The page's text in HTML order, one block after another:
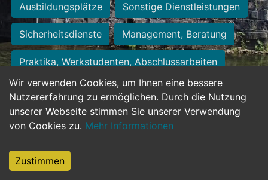
Wir verwenden Cookies, um Ihnen eine bessere
Nutzererfahrung zu ermöglichen. Durch die Nutzung
unserer Webseite stimmen Sie unserer Verwendung
von Cookies zu. Mehr Informationen
Zustimmen
Ausbildungsplätze Sonstige Dienstleistungen
Sicherheitsdienste Management, Beratung
Praktika, Werkstudenten, Abschlussarbeiten
Personalwesen Assistenz, Sekretariat
Hilfskräfte, Aushilfs- und Nebenjobs
Weiterbildung, Studium, duale Ausbildung